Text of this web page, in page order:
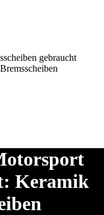
gebraucht
Keramik